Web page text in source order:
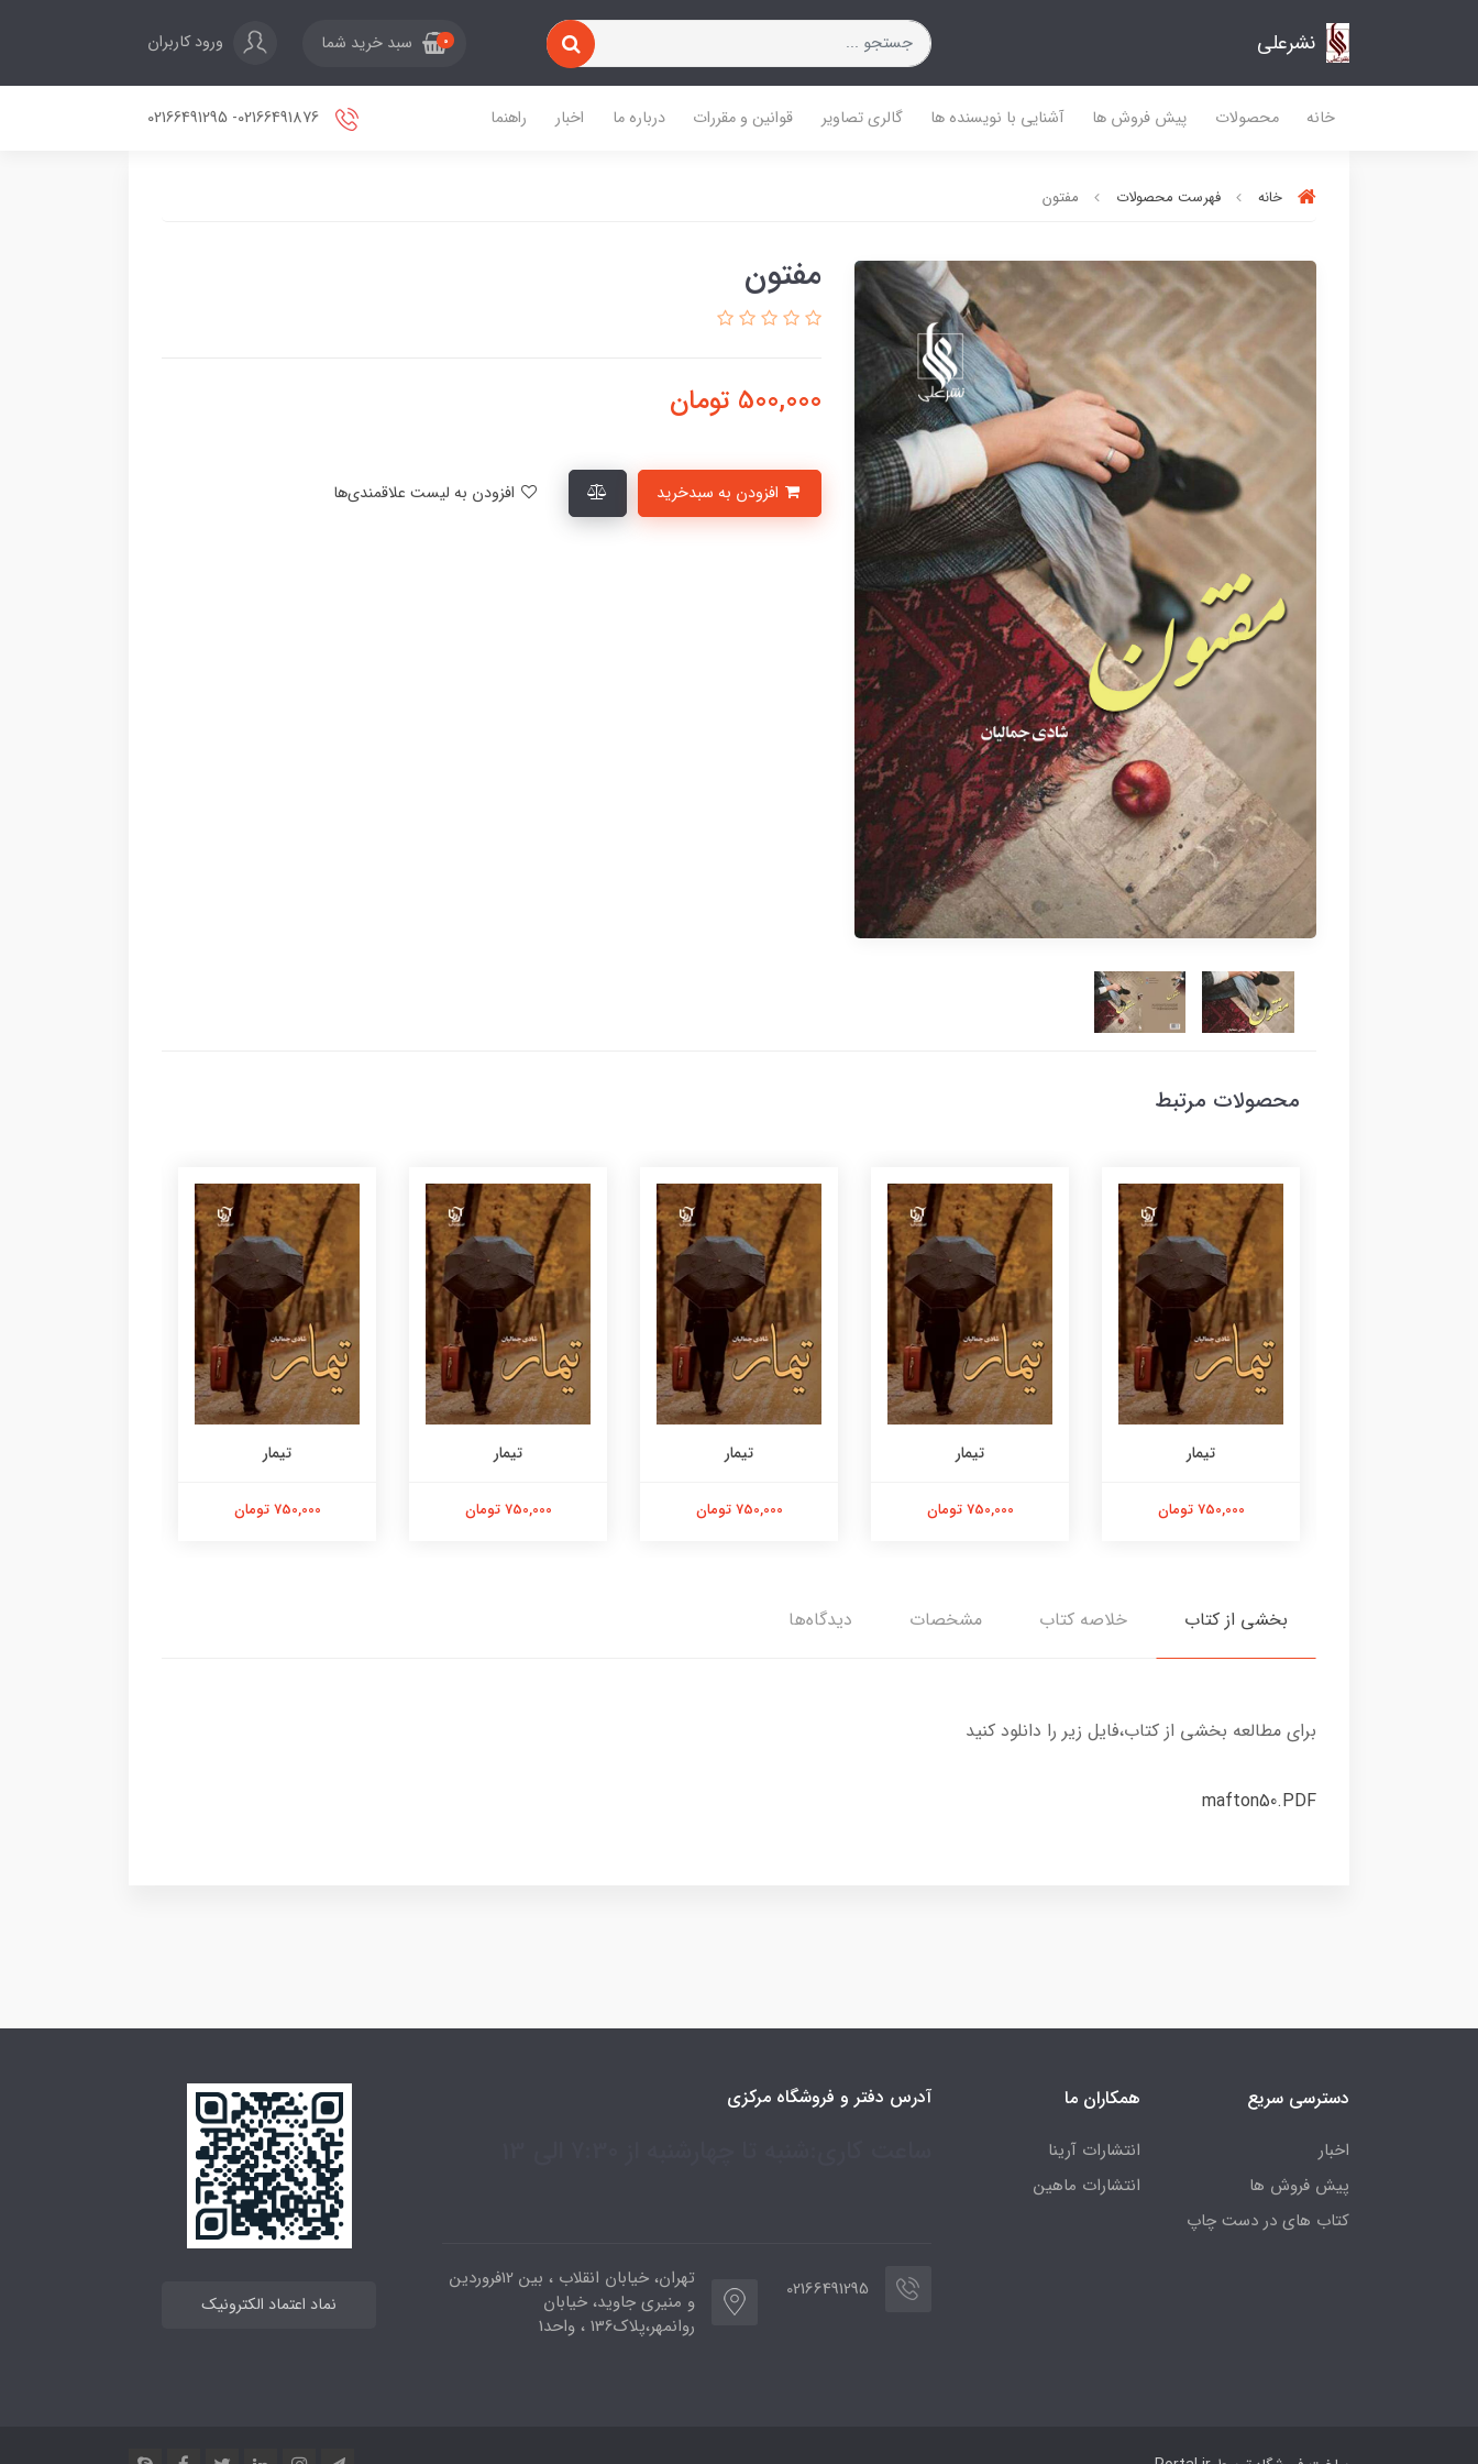
نشرعلی 0 سبد خرید شما ورود کاربران
خانه محصولات پیش فروش ها آشنایی با نویسنده ها گالری تصاویر قوانین و مقررات درباره ما اخبار راهنما
خانه فهرست محصولات مفتون
مفتون
500,000 تومان
محصولات مرتبط
تیمار
750,000 تومان
تیمار
750,000 تومان
تیمار
750,000 تومان
تیمار
750,000 تومان
تیمار
750,000 تومان
بخشی از کتاب خلاصه کتاب مشخصات دیدگاه‌ها
برای مطالعه بخشی از کتاب،فایل زیر را دانلود کنید
mafton50.PDF
دسترسی سریع
اخبار
پیش فروش ها
کتاب های در دست چاپ
همکاران ما
انتشارات آرینا
انتشارات ماهین
آدرس دفتر و فروشگاه مرکزی
02166491295
تهران، خیابان انقلاب ، بین 12فروردین
و منیری جاوید، خیابان
روانمهر،پلاک136 ، واحد1
نماد اعتماد الکترونیک